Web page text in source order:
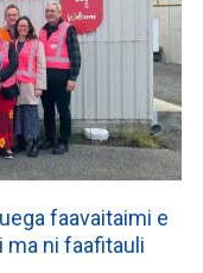
faavaitaimi e
ma ni faafitauli